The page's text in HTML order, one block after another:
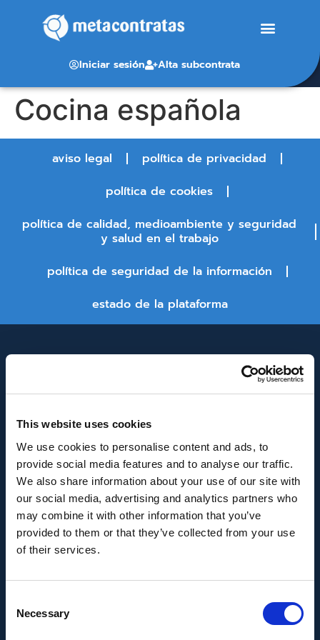
This website uses cookies
We use cookies to personalise content and ads, to
provide social media features and to analyse our traffic.
We also share information about your use of our site with
our social media, advertising and analytics partners who
may combine it with other information that you’ve
provided to them or that they’ve collected from your use
of their services.
Selection
Necessary
Iniciar sesión Alta subcontrata
Cocina española
aviso legal
política de privacidad
política de cookies
política de calidad, medioambiente y seguridad
y salud en el trabajo
política de seguridad de la información
estado de la plataforma
INNOVACIÓN Y DESARROLLO DE ANDALUCÍA
IDEA
Se ha recibido un incentivo de la Agencia de
Innovación y Desarrollo de Andalucía IDEA, de la
Junta de Andalucía, por un importe de
Europea a través del Fondo Europeo de
Desarrollo Regional, FEDER para la realización del
proyecto AMPLIACIÓN DE CAPACIDAD DE